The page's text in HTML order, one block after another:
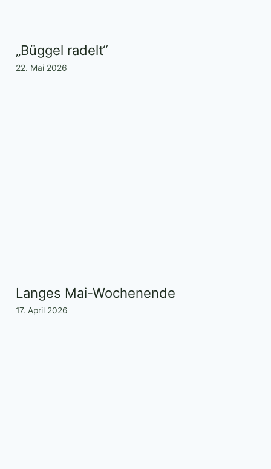
„Büggel radelt“
22. Mai 2026
Langes Mai-Wochenende
17. April 2026